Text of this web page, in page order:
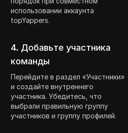
использовании аккаунта
topYappers.
4. Добавьте участника
команды
Перейдите в раздел «Участники»
и создайте внутреннего
участника. Убедитесь, что
выбрали правильную группу
участников и группу профилей.